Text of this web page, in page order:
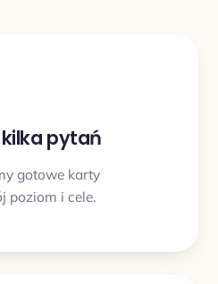
pytań
gotowe karty
poziom i cele.